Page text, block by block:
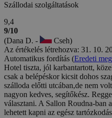
Szállodai szolgáltatások
9,4
9/10
(Dana D. -
Cseh)
Az értékelés létrehozva: 31. 10.
Automatikus fordítás (Eredeti
Hotel tiszta, jól karbantartott,
csak a belépéskor kicsit dohos
szálloda előtti utcában,de nem
nagyon kedves, segítőkész.
választani. A Sallon Roudna-ban
lehetett kapni az egész